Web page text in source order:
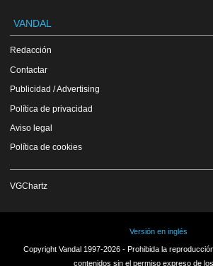
VANDAL
Redacción
Contactar
Publicidad / Advertising
Política de privacidad
Aviso legal
Política de cookies
VGChartz
Versión en inglés
Copyright Vandal 1997-2026 - Prohibida la
contenidos sin el permiso expreso de